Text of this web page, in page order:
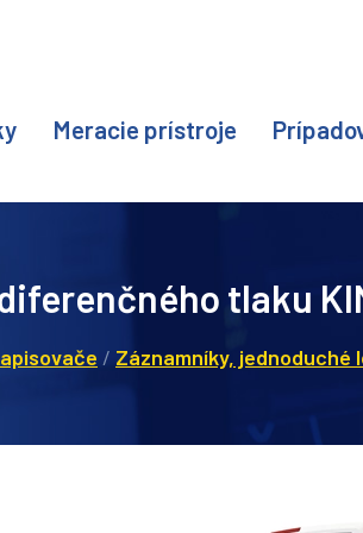
Meracie prístroje
tlaku
/ Záznamníky, jednoduché